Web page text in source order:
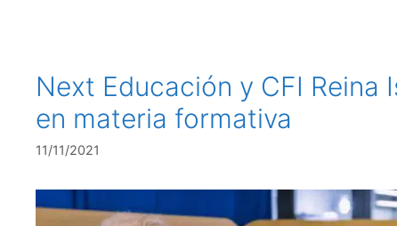
Next Educación y CFI Reina
en materia formativa
11/11/2021